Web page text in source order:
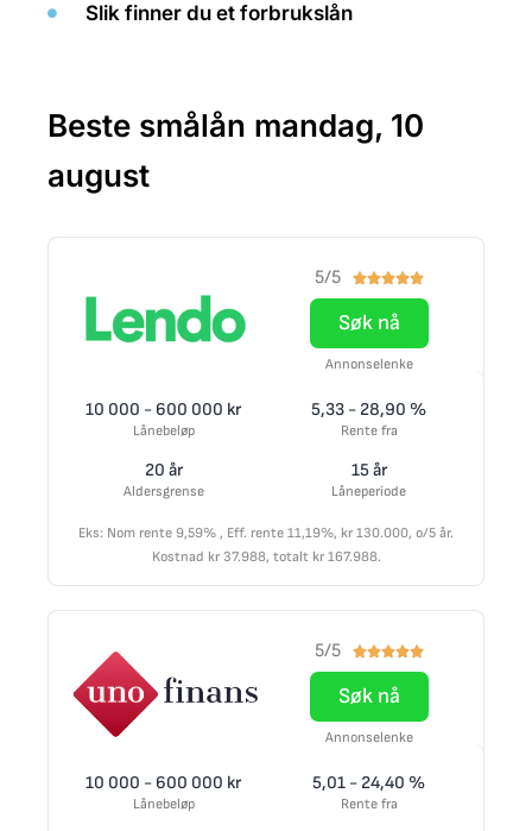
Slik finner du et forbrukslån
Beste smålån mandag, 10
august
5/5 
Søk nå
Annonselenke
10 000 - 600 000 kr
Lånebeløp
5,33 - 28,90 %
Rente fra
20 år
Aldersgrense
15 år
Låneperiode
Eks: Nom rente 9,59% , Eff. rente 11,19%, kr 130.000, o/5 år.
Kostnad kr 37.988, totalt kr 167.988.
5/5 
Søk nå
Annonselenke
10 000 - 600 000 kr
Lånebeløp
5,01 - 24,40 %
Rente fra